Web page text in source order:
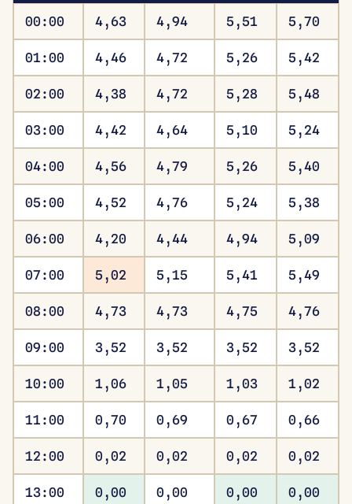
00:00 4,63 4,94 5,51 5,70
01:00 4,46 4,72 5,26 5,42
02:00 4,38 4,72 5,28 5,48
03:00 4,42 4,64 5,10 5,24
04:00 4,56 4,79 5,26 5,40
05:00 4,52 4,76 5,24 5,38
06:00 4,20 4,44 4,94 5,09
07:00 5,02 5,15 5,41 5,49
08:00 4,73 4,73 4,75 4,76
09:00 3,52 3,52 3,52 3,52
10:00 1,06 1,05 1,03 1,02
11:00 0,70 0,69 0,67 0,66
12:00 0,02 0,02 0,02 0,02
13:00 0,00 0,00 0,00 0,00